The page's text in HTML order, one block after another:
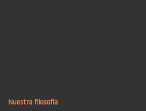
Nuestra filosofía